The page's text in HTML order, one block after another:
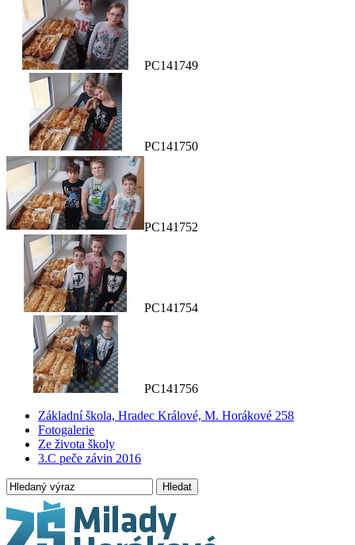
PC141749
PC141750
PC141752
PC141754
PC141756
Základní škola, Hradec Králové, M. Horákové 258
Fotogalerie
Ze života školy
3.C peče závin 2016
Hledat